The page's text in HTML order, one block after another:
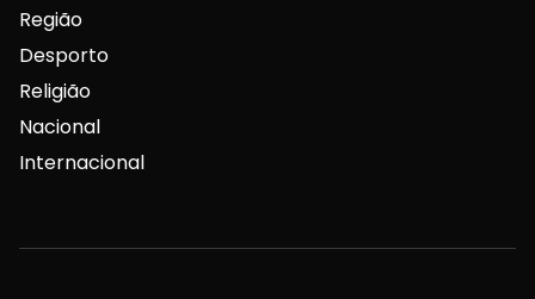
Região
Desporto
Religião
Nacional
Internacional